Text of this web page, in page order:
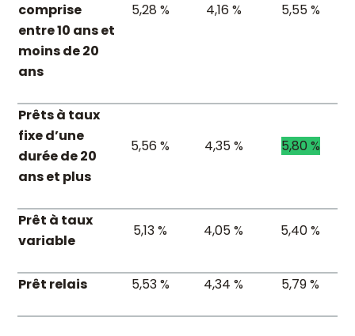
comprise
entre 10 ans et
moins de 20
ans
5,28 % 4,16 % 5,55 %
Prêts à taux
fixe d’une
durée de 20
ans et plus
5,56 % 4,35 % 5,80 %
Prêt à taux
variable
5,13 % 4,05 % 5,40 %
Prêt relais 5,53 % 4,34 % 5,79 %